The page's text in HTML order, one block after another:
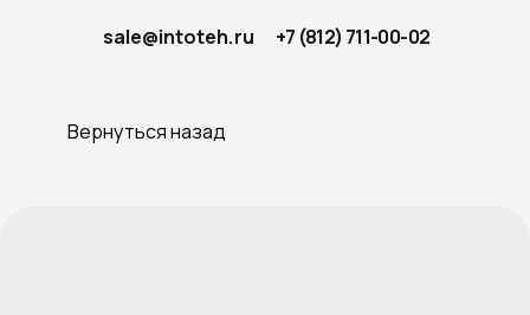
sale@intoteh.ru +7 (812) 711-00-02